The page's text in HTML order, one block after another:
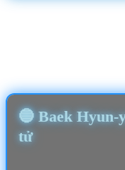
🔵 Baek Hyun-
tử